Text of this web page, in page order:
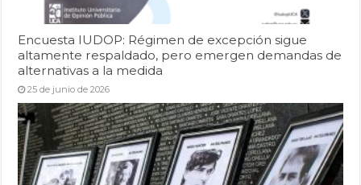
Encuesta IUDOP: Régimen de excepción sigue
altamente respaldado, pero emergen demandas de
alternativas a la medida
25 de junio de 2026